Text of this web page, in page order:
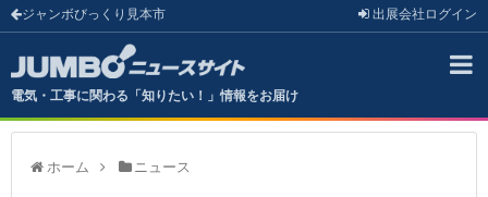
ジャンボびっくり見本市 出展会社 ログイン
電気・工事に関わる「知りたい！」情報をお届け
ホーム ニュース